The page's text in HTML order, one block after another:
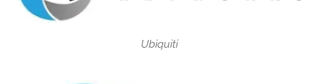
Ubiquiti